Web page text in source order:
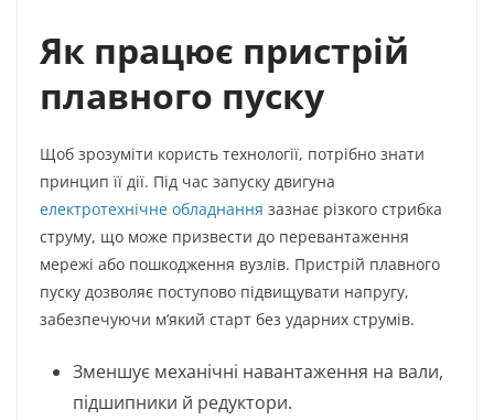
Як працює пристрій
плавного пуску
Щоб зрозуміти користь технології, потрібно знати
принцип її дії. Під час запуску двигуна
електротехнічне обладнання зазнає різкого стрибка
струму, що може призвести до перевантаження
мережі або пошкодження вузлів. Пристрій плавного
пуску дозволяє поступово підвищувати напругу,
забезпечуючи м’який старт без ударних струмів.
Зменшує механічні навантаження на вали,
підшипники й редуктори.